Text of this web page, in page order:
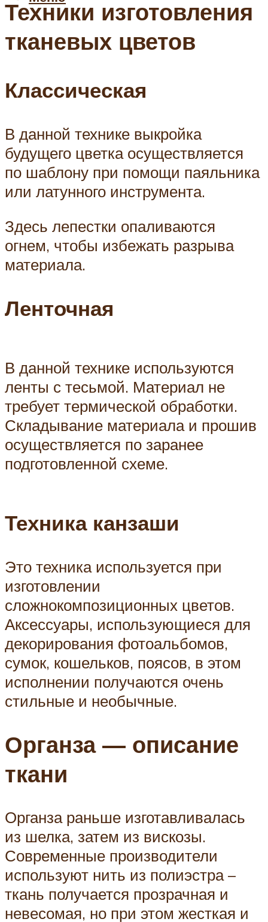
Техники изготовления
тканевых цветов
Классическая
В данной технике выкройка
будущего цветка осуществляется
по шаблону при помощи паяльника
или латунного инструмента.
Здесь лепестки опаливаются
огнем, чтобы избежать разрыва
материала.
Ленточная
В данной технике используются
ленты с тесьмой. Материал не
требует термической обработки.
Складывание материала и прошив
осуществляется по заранее
подготовленной схеме.
Техника канзаши
Это техника используется при
изготовлении
сложнокомпозиционных цветов.
Аксессуары, использующиеся для
декорирования фотоальбомов,
сумок, кошельков, поясов, в этом
исполнении получаются очень
стильные и необычные.
Органза — описание
ткани
Органза раньше изготавливалась
из шелка, затем из вискозы.
Современные производители
используют нить из полиэстра –
ткань получается прозрачная и
невесомая, но при этом жесткая и